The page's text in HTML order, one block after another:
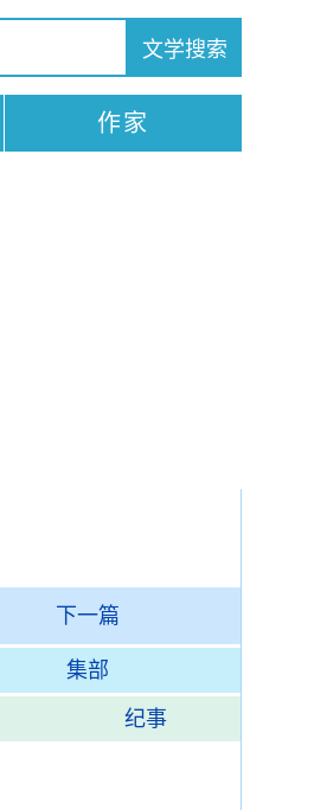
作家
下一篇
集部
纪事